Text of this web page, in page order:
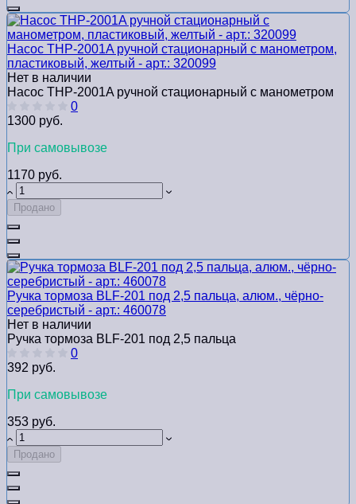
Насос THP-2001A ручной стационарный с манометром,
пластиковый, желтый - арт.: 320099
Нет в наличии
Насос THP-2001A ручной стационарный с манометром
0
1300 руб.
При самовывозе
1170 руб.
Продано
Ручка тормоза BLF-201 под 2,5 пальца, алюм., чёрно-
серебристый - арт.: 460078
Нет в наличии
Ручка тормоза BLF-201 под 2,5 пальца
0
392 руб.
При самовывозе
353 руб.
Продано